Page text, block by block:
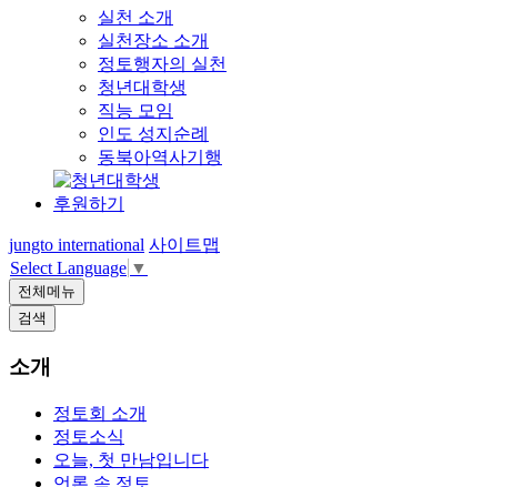
실천 소개
실천장소 소개
정토행자의 실천
청년대학생
직능 모임
인도 성지순례
동북아역사기행
후원하기
jungto international 사이트맵
Select Language ▼
전체메뉴
검색
소개
정토회 소개
정토소식
오늘, 첫 만남입니다
언론 속 정토